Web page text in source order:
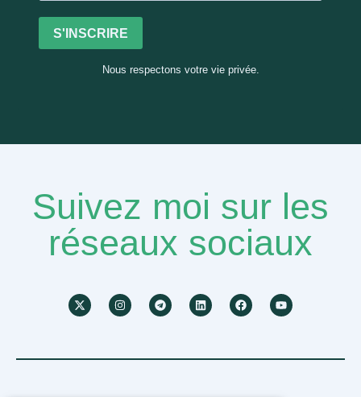
S'INSCRIRE
Nous respectons votre vie privée.
Suivez moi sur les
réseaux sociaux